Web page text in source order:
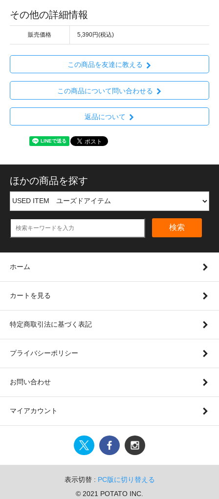
その他の詳細情報
販売価格 5,390円(税込)
この商品を友達に教える
この商品について問い合わせる
返品について
ほかの商品を探す
検索
ホーム
カートを見る
特定商取引法に基づく表記
プライバシーポリシー
お問い合わせ
マイアカウント
表示切替 : PC版に切り替える
© 2021 POTATO INC.